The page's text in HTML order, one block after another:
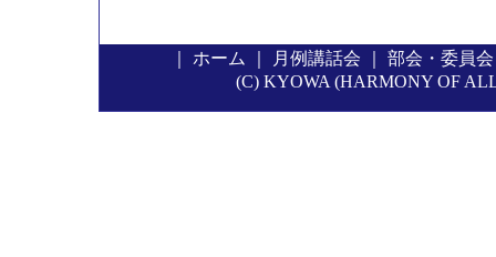
ホーム 月例講話会 部会・委員会
(C) KYOWA (HARMONY OF